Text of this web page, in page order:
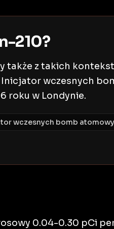
210?
także z takich
wczesnych
roku w Londynie.
wczesnych bomb
0.04-0.30 pCi